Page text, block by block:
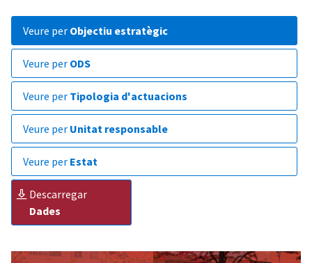
veure per Objectiu estratègic
veure per ODS
veure per Tipologia d'actuacions
veure per Unitat responsable
veure per Estat
descarregar
Dades